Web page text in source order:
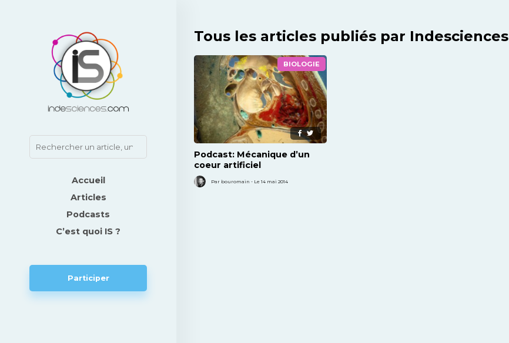
Accueil
Articles
Podcasts
C’est quoi IS ?
Participer
Tous les articles publiés par Indesciences
BIOLOGIE
Podcast: Mécanique d’un
coeur artificiel
Par bouromain - Le 14 mai 2014